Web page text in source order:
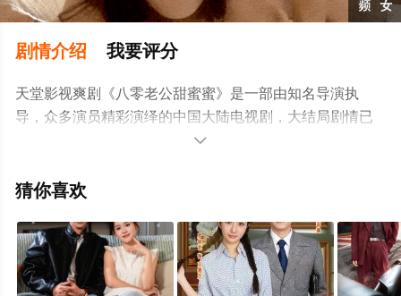
剧情介绍 我要评分
天堂影视爽剧《八零老公甜蜜蜜》是一部由知名导演执
导，众多演员精彩演绎的中国大陆电视剧，大结局剧情已
揭晓（全60集），手机免费观看高清无删减完整版电视剧
剧、电视猫或剧情网等平台了解。
。

猜你喜欢